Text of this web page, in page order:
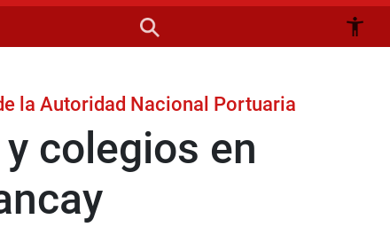
la Autoridad Nacional Portuaria
colegios en